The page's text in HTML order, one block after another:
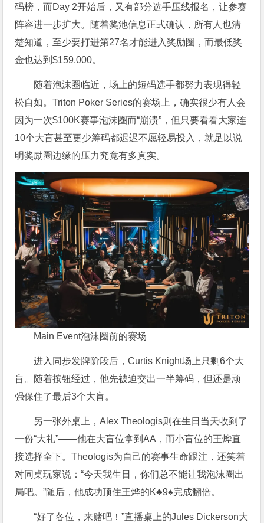
码榜，而Day 2开始后，又有部分选手压线报名，让参赛
阵容进一步扩大。随着奖池信息正式确认，所有人也清
楚知道，至少要打进第27名才能进入奖励圈，而最低奖
金也达到$159,000。
随着泡沫圈临近，场上的短码选手都努力表现得轻
松自如。Triton Poker Series的赛场上，确实很少有人会
因为一次$100K赛事泡沫圈而“崩溃”，但只要看看大家连
10个大盲甚至更少筹码都迟迟不愿轻易投入，就足以说
明奖励圈边缘的压力究竟有多真实。
Main Event泡沫圈前的赛场
进入同步发牌阶段后，Curtis Knight场上只剩6个大
盲。随着按钮经过，他先被迫交出一半筹码，但还是顽
强保住了最后3个大盲。
另一张外桌上，Alex Theologis则在生日当天收到了
一份“大礼”——他在大盲位拿到AA，而小盲位的王烨直
接选择全下。Theologis为自己的赛事生命跟注，还笑着
对同桌玩家说：“今天我生日，你们总不能让我泡沫圈出
局吧。”随后，他成功顶住王烨的K♣9♠完成翻倍。
“好了各位，来赌吧！”直播桌上的Jules Dickerson大